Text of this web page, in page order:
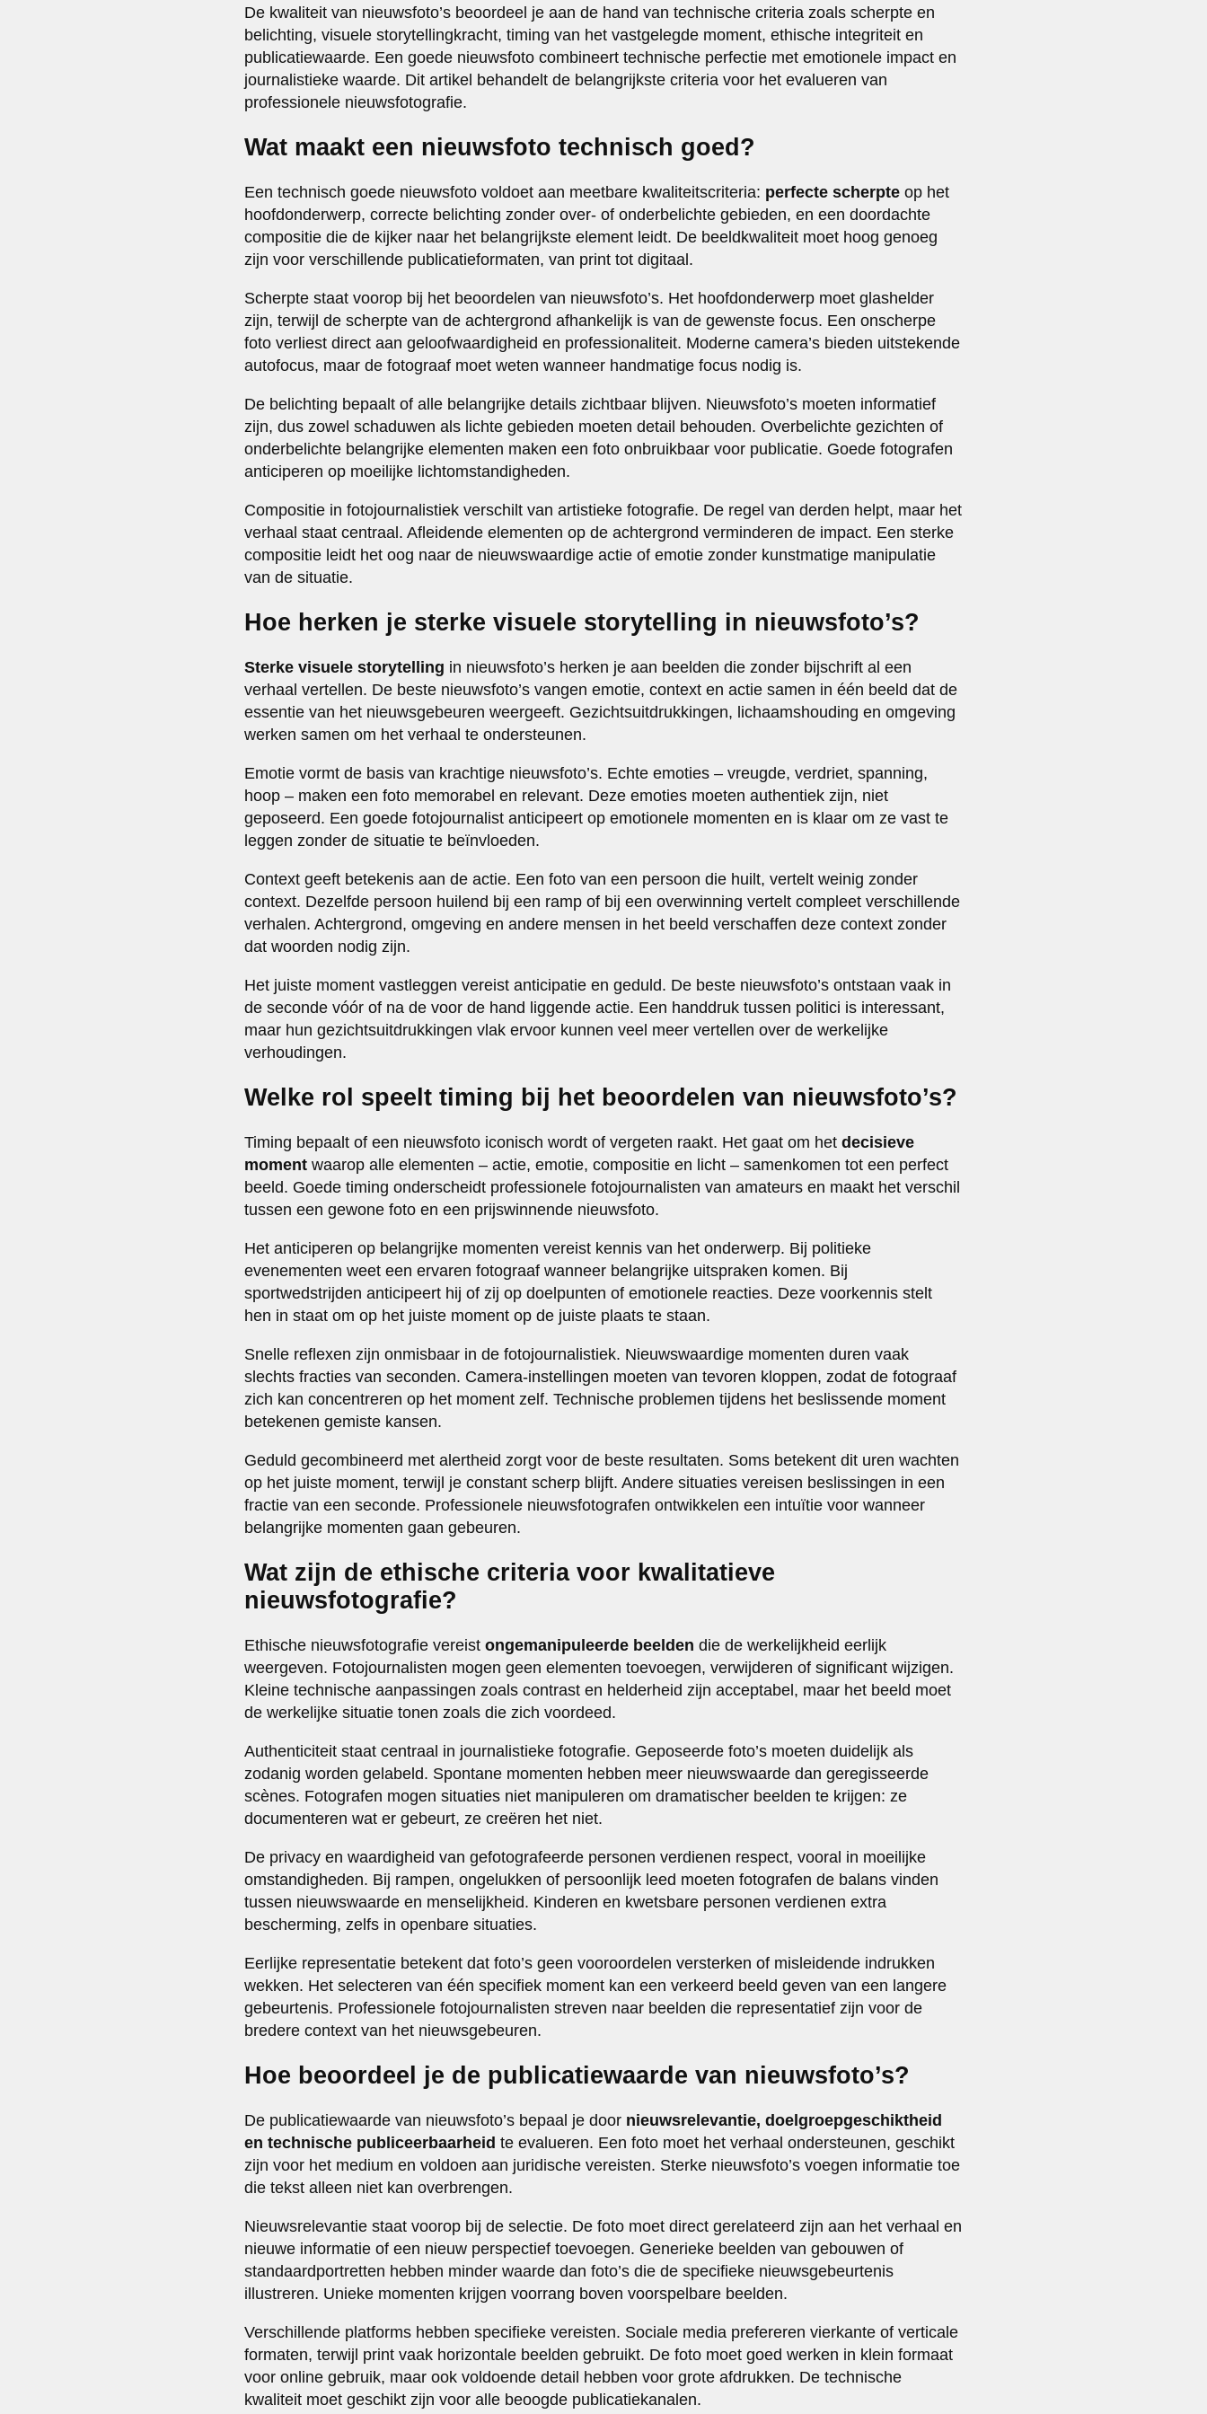
De kwaliteit van nieuwsfoto’s beoordeel je aan de hand van technische criteria zoals scherpte en
belichting, visuele storytellingkracht, timing van het vastgelegde moment, ethische integriteit en
publicatiewaarde. Een goede nieuwsfoto combineert technische perfectie met emotionele impact en
journalistieke waarde. Dit artikel behandelt de belangrijkste criteria voor het evalueren van
professionele nieuwsfotografie.
Wat maakt een nieuwsfoto technisch goed?
Een technisch goede nieuwsfoto voldoet aan meetbare kwaliteitscriteria: perfecte scherpte op het
hoofdonderwerp, correcte belichting zonder over- of onderbelichte gebieden, en een doordachte
compositie die de kijker naar het belangrijkste element leidt. De beeldkwaliteit moet hoog genoeg
zijn voor verschillende publicatieformaten, van print tot digitaal.
Scherpte staat voorop bij het beoordelen van nieuwsfoto’s. Het hoofdonderwerp moet glashelder
zijn, terwijl de scherpte van de achtergrond afhankelijk is van de gewenste focus. Een onscherpe
foto verliest direct aan geloofwaardigheid en professionaliteit. Moderne camera’s bieden uitstekende
autofocus, maar de fotograaf moet weten wanneer handmatige focus nodig is.
De belichting bepaalt of alle belangrijke details zichtbaar blijven. Nieuwsfoto’s moeten informatief
zijn, dus zowel schaduwen als lichte gebieden moeten detail behouden. Overbelichte gezichten of
onderbelichte belangrijke elementen maken een foto onbruikbaar voor publicatie. Goede fotografen
anticiperen op moeilijke lichtomstandigheden.
Compositie in fotojournalistiek verschilt van artistieke fotografie. De regel van derden helpt, maar het
verhaal staat centraal. Afleidende elementen op de achtergrond verminderen de impact. Een sterke
compositie leidt het oog naar de nieuwswaardige actie of emotie zonder kunstmatige manipulatie
van de situatie.
Hoe herken je sterke visuele storytelling in nieuwsfoto’s?
Sterke visuele storytelling in nieuwsfoto’s herken je aan beelden die zonder bijschrift al een
verhaal vertellen. De beste nieuwsfoto’s vangen emotie, context en actie samen in één beeld dat de
essentie van het nieuwsgebeuren weergeeft. Gezichtsuitdrukkingen, lichaamshouding en omgeving
werken samen om het verhaal te ondersteunen.
Emotie vormt de basis van krachtige nieuwsfoto’s. Echte emoties – vreugde, verdriet, spanning,
hoop – maken een foto memorabel en relevant. Deze emoties moeten authentiek zijn, niet
geposeerd. Een goede fotojournalist anticipeert op emotionele momenten en is klaar om ze vast te
leggen zonder de situatie te beïnvloeden.
Context geeft betekenis aan de actie. Een foto van een persoon die huilt, vertelt weinig zonder
context. Dezelfde persoon huilend bij een ramp of bij een overwinning vertelt compleet verschillende
verhalen. Achtergrond, omgeving en andere mensen in het beeld verschaffen deze context zonder
dat woorden nodig zijn.
Het juiste moment vastleggen vereist anticipatie en geduld. De beste nieuwsfoto’s ontstaan vaak in
de seconde vóór of na de voor de hand liggende actie. Een handdruk tussen politici is interessant,
maar hun gezichtsuitdrukkingen vlak ervoor kunnen veel meer vertellen over de werkelijke
verhoudingen.
Welke rol speelt timing bij het beoordelen van nieuwsfoto’s?
Timing bepaalt of een nieuwsfoto iconisch wordt of vergeten raakt. Het gaat om het decisieve
moment waarop alle elementen – actie, emotie, compositie en licht – samenkomen tot een perfect
beeld. Goede timing onderscheidt professionele fotojournalisten van amateurs en maakt het verschil
tussen een gewone foto en een prijswinnende nieuwsfoto.
Het anticiperen op belangrijke momenten vereist kennis van het onderwerp. Bij politieke
evenementen weet een ervaren fotograaf wanneer belangrijke uitspraken komen. Bij
sportwedstrijden anticipeert hij of zij op doelpunten of emotionele reacties. Deze voorkennis stelt
hen in staat om op het juiste moment op de juiste plaats te staan.
Snelle reflexen zijn onmisbaar in de fotojournalistiek. Nieuwswaardige momenten duren vaak
slechts fracties van seconden. Camera-instellingen moeten van tevoren kloppen, zodat de fotograaf
zich kan concentreren op het moment zelf. Technische problemen tijdens het beslissende moment
betekenen gemiste kansen.
Geduld gecombineerd met alertheid zorgt voor de beste resultaten. Soms betekent dit uren wachten
op het juiste moment, terwijl je constant scherp blijft. Andere situaties vereisen beslissingen in een
fractie van een seconde. Professionele nieuwsfotografen ontwikkelen een intuïtie voor wanneer
belangrijke momenten gaan gebeuren.
Wat zijn de ethische criteria voor kwalitatieve
nieuwsfotografie?
Ethische nieuwsfotografie vereist ongemanipuleerde beelden die de werkelijkheid eerlijk
weergeven. Fotojournalisten mogen geen elementen toevoegen, verwijderen of significant wijzigen.
Kleine technische aanpassingen zoals contrast en helderheid zijn acceptabel, maar het beeld moet
de werkelijke situatie tonen zoals die zich voordeed.
Authenticiteit staat centraal in journalistieke fotografie. Geposeerde foto’s moeten duidelijk als
zodanig worden gelabeld. Spontane momenten hebben meer nieuwswaarde dan geregisseerde
scènes. Fotografen mogen situaties niet manipuleren om dramatischer beelden te krijgen: ze
documenteren wat er gebeurt, ze creëren het niet.
De privacy en waardigheid van gefotografeerde personen verdienen respect, vooral in moeilijke
omstandigheden. Bij rampen, ongelukken of persoonlijk leed moeten fotografen de balans vinden
tussen nieuwswaarde en menselijkheid. Kinderen en kwetsbare personen verdienen extra
bescherming, zelfs in openbare situaties.
Eerlijke representatie betekent dat foto’s geen vooroordelen versterken of misleidende indrukken
wekken. Het selecteren van één specifiek moment kan een verkeerd beeld geven van een langere
gebeurtenis. Professionele fotojournalisten streven naar beelden die representatief zijn voor de
bredere context van het nieuwsgebeuren.
Hoe beoordeel je de publicatiewaarde van nieuwsfoto’s?
De publicatiewaarde van nieuwsfoto’s bepaal je door nieuwsrelevantie, doelgroepgeschiktheid
en technische publiceerbaarheid te evalueren. Een foto moet het verhaal ondersteunen, geschikt
zijn voor het medium en voldoen aan juridische vereisten. Sterke nieuwsfoto’s voegen informatie toe
die tekst alleen niet kan overbrengen.
Nieuwsrelevantie staat voorop bij de selectie. De foto moet direct gerelateerd zijn aan het verhaal en
nieuwe informatie of een nieuw perspectief toevoegen. Generieke beelden van gebouwen of
standaardportretten hebben minder waarde dan foto’s die de specifieke nieuwsgebeurtenis
illustreren. Unieke momenten krijgen voorrang boven voorspelbare beelden.
Verschillende platforms hebben specifieke vereisten. Sociale media prefereren vierkante of verticale
formaten, terwijl print vaak horizontale beelden gebruikt. De foto moet goed werken in klein formaat
voor online gebruik, maar ook voldoende detail hebben voor grote afdrukken. De technische
kwaliteit moet geschikt zijn voor alle beoogde publicatiekanalen.